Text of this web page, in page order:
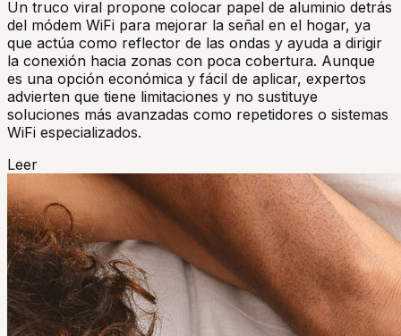
Un truco viral propone colocar papel de aluminio detrás
del módem WiFi para mejorar la señal en el hogar, ya
que actúa como reflector de las ondas y ayuda a dirigir
la conexión hacia zonas con poca cobertura. Aunque
es una opción económica y fácil de aplicar, expertos
advierten que tiene limitaciones y no sustituye
soluciones más avanzadas como repetidores o sistemas
WiFi especializados.
Leer